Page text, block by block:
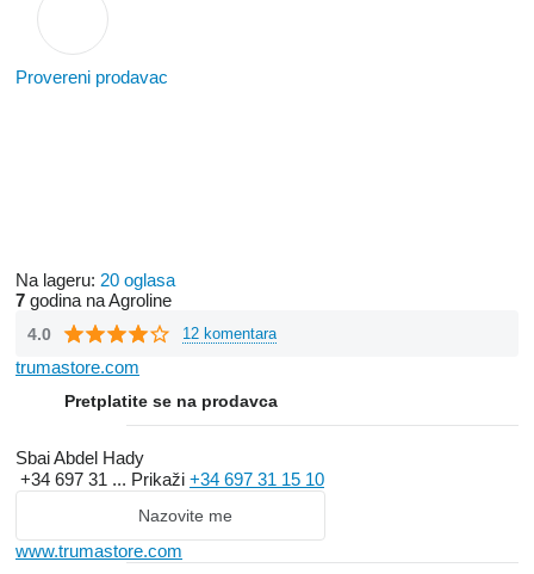
Provereni prodavac
Na lageru: 20 oglasa
7 godina na Agroline
4.0 12 komentara
trumastore.com
Pretplatite se na prodavca
Sbai Abdel Hady
+34 697 31 ... Prikaži +34 697 31 15 10
Nazovite me
www.trumastore.com